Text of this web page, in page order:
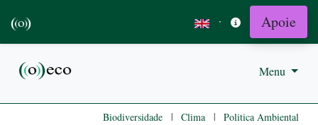
· Apoie
Menu
Biodiversidade | Clima | Politica Ambiental